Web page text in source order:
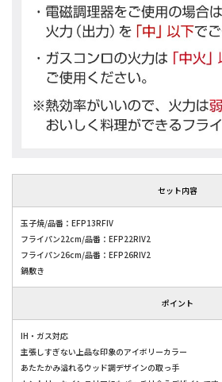
セット内容
玉子焼/品番：EFP13RFIV
フライパン22cm/品番：EFP22RIV2
フライパン26cm/品番：EFP26RIV2
鍋敷き
ポイント
IH・ガス対応
主張しすぎない上品な印象のアイボリーカラー
あたたかみ溢れるウッド調デザインの取っ手